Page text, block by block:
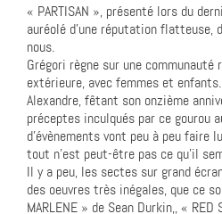
« PARTISAN », présenté lors du
auréolé d’une réputation flatteuse,
nous.
Grégori règne sur une communauté
extérieure, avec femmes et enfants.
Alexandre, fêtant son onzième
préceptes inculqués par ce gourou
d’évènements vont peu à peu faire
tout n’est peut-être pas ce qu’il
Il y a peu, les sectes sur grand
des oeuvres très inégales, que ce
MARLENE » de Sean Durkin,, «